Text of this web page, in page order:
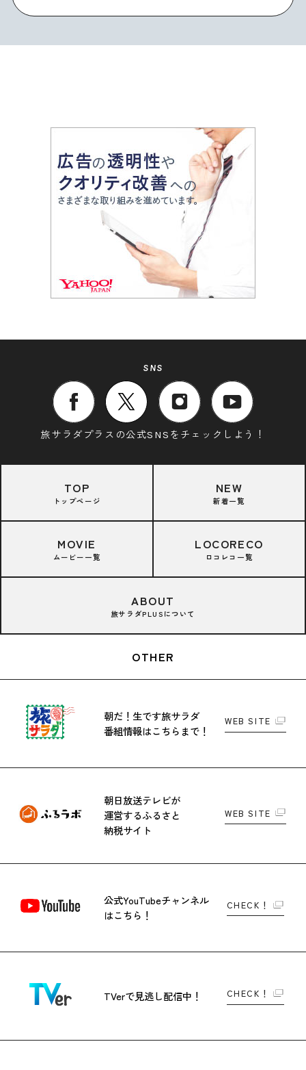
SNS
旅サラダプラスの公式SNSをチェックしよう！
TOP
トップページ
NEW
新着一覧
MOVIE
ムービー一覧
LOCORECO
ロコレコ一覧
ABOUT
旅サラダPLUSについて
OTHER
朝だ！生です旅サラダ
番組情報はこちらまで！
WEB SITE
朝日放送テレビが
運営するふるさと
納税サイト
WEB SITE
公式YouTubeチャンネル
はこちら！
CHECK！
TVerで見逃し配信中！ CHECK！